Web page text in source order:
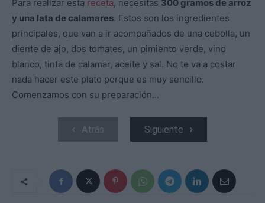
Para realizar esta receta, necesitas 300 gramos de arroz
y una lata de calamares. Estos son los ingredientes
principales, que van a ir acompañados de una cebolla, un
diente de ajo, dos tomates, un pimiento verde, vino
blanco, tinta de calamar, aceite y sal. No te va a costar
nada hacer este plato porque es muy sencillo.
Comenzamos con su preparación...
Atrás Siguiente